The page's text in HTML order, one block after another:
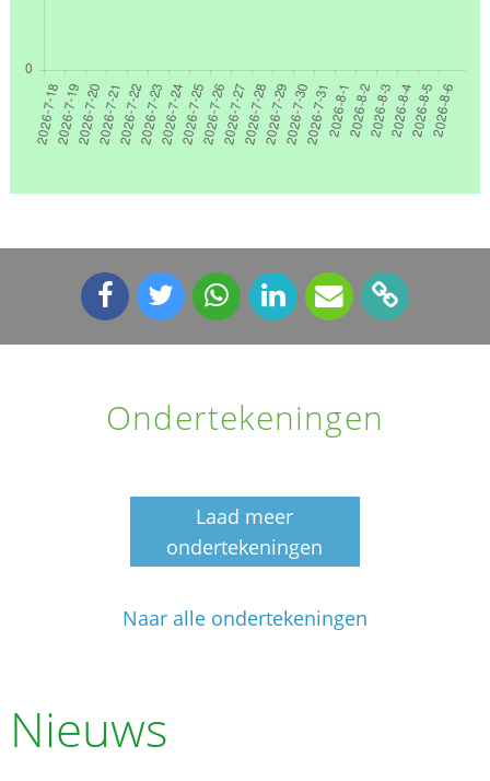
Ondertekeningen
Laad meer
ondertekeningen
Naar alle ondertekeningen
Nieuws